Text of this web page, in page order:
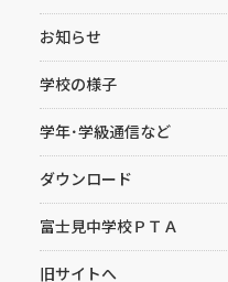
お知らせ
学校の様子
学年･学級通信など
ダウンロード
富士見中学校ＰＴＡ
旧サイトへ